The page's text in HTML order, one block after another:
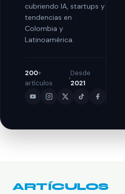
cubriendo IA, startups y
tendencias en
Colombia y
Latinoamérica.
200+
artículos
Desde
2021
ARTÍCULOS